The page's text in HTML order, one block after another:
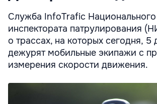
Служба InfoTrafic Национального
инспектората патрулирования
о трассах, на которых сегодня, 5
дежурят мобильные экипажи с
измерения скорости движения.